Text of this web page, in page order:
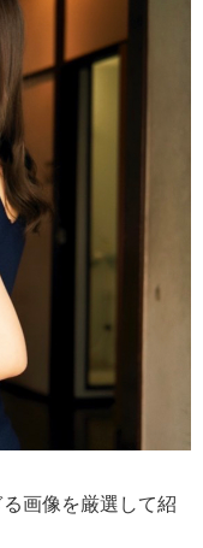
画像を厳選して紹